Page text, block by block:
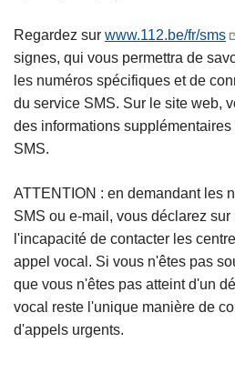
Regardez sur www.112.be/fr/sms
signes, qui vous permettra de
les numéros spécifiques et de
du service SMS. Sur le site web,
des informations
SMS.
ATTENTION : en demandant les
SMS ou e-mail, vous déclarez
l'incapacité de contacter les
appel vocal. Si vous n'êtes pas
que vous n'êtes pas atteint d'un
vocal reste l'unique manière de
d'appels urgents.